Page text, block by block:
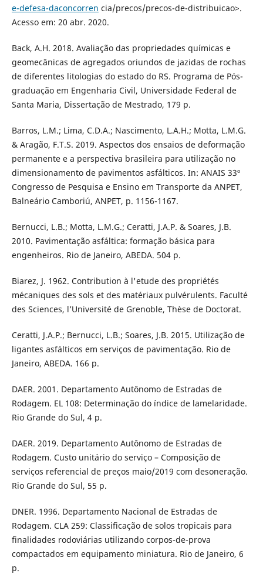
e-defesa-daconcorren cia/precos/precos-de-distribuicao>.
Acesso em: 20 abr. 2020.
Back, A.H. 2018. Avaliação das propriedades químicas e
geomecânicas de agregados oriundos de jazidas de rochas
de diferentes litologias do estado do RS. Programa de Pós-
graduação em Engenharia Civil, Universidade Federal de
Santa Maria, Dissertação de Mestrado, 179 p.
Barros, L.M.; Lima, C.D.A.; Nascimento, L.A.H.; Motta, L.M.G.
& Aragão, F.T.S. 2019. Aspectos dos ensaios de deformação
permanente e a perspectiva brasileira para utilização no
dimensionamento de pavimentos asfálticos. In: ANAIS 33º
Congresso de Pesquisa e Ensino em Transporte da ANPET,
Balneário Camboriú, ANPET, p. 1156-1167.
Bernucci, L.B.; Motta, L.M.G.; Ceratti, J.A.P. & Soares, J.B.
2010. Pavimentação asfáltica: formação básica para
engenheiros. Rio de Janeiro, ABEDA. 504 p.
Biarez, J. 1962. Contribution à l'etude des propriétés
mécaniques des sols et des matériaux pulvérulents. Faculté
des Sciences, l’Université de Grenoble, Thèse de Doctorat.
Ceratti, J.A.P.; Bernucci, L.B.; Soares, J.B. 2015. Utilização de
ligantes asfálticos em serviços de pavimentação. Rio de
Janeiro, ABEDA. 166 p.
DAER. 2001. Departamento Autônomo de Estradas de
Rodagem. EL 108: Determinação do índice de lamelaridade.
Rio Grande do Sul, 4 p.
DAER. 2019. Departamento Autônomo de Estradas de
Rodagem. Custo unitário do serviço – Composição de
serviços referencial de preços maio/2019 com desoneração.
Rio Grande do Sul, 55 p.
DNER. 1996. Departamento Nacional de Estradas de
Rodagem. CLA 259: Classificação de solos tropicais para
finalidades rodoviárias utilizando corpos-de-prova
compactados em equipamento miniatura. Rio de Janeiro, 6
p.